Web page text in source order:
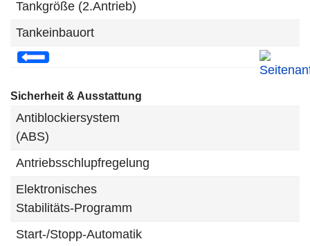
Tankgröße (2.Antrieb)
Tankeinbauort
Sicherheit & Ausstattung
Antiblockiersystem
(ABS)
Antriebsschlupfregelung
Elektronisches
Stabilitäts-Programm
Start-/Stopp-Automatik